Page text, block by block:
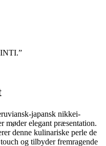
INTI.
japansk nikkei-
møder elegant præsentation.
denne kulinariske perle de
og tilbyder fremragende